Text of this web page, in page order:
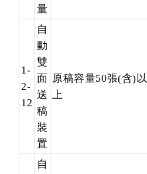
量
1-
2-
12
自
動
雙
面
送
稿
裝
置
原稿容量50張(含)以
上
自